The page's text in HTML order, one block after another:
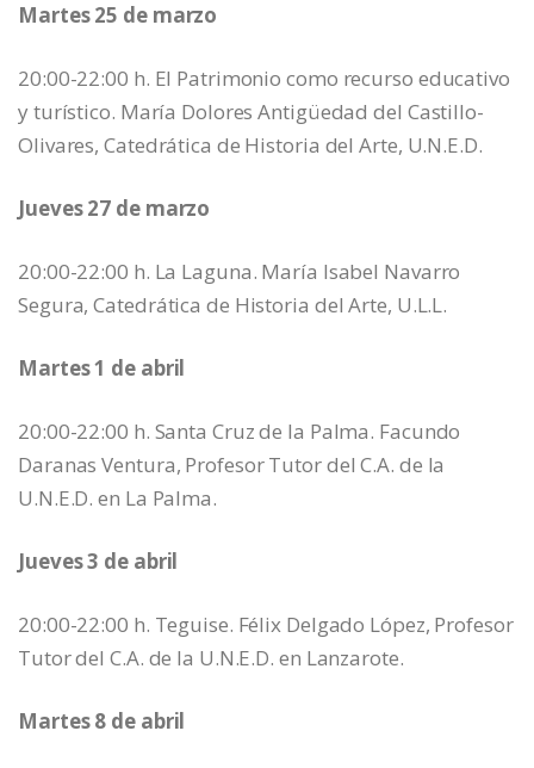
Martes 25 de marzo
20:00-22:00 h. El Patrimonio como recurso educativo
y turístico. María Dolores Antigüedad del Castillo-
Olivares, Catedrática de Historia del Arte, U.N.E.D.
Jueves 27 de marzo
20:00-22:00 h. La Laguna. María Isabel Navarro
Segura, Catedrática de Historia del Arte, U.L.L.
Martes 1 de abril
20:00-22:00 h. Santa Cruz de la Palma. Facundo
Daranas Ventura, Profesor Tutor del C.A. de la
U.N.E.D. en La Palma.
Jueves 3 de abril
20:00-22:00 h. Teguise. Félix Delgado López, Profesor
Tutor del C.A. de la U.N.E.D. en Lanzarote.
Martes 8 de abril